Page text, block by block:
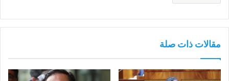
مقالات ذات صلة